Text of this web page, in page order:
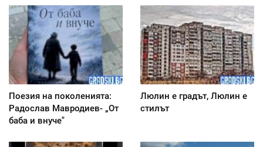
Поезия на поколенията:
Радослав Мавродиев- „От
баба и внуче"
Люлин е градът, Люлин е
стилът